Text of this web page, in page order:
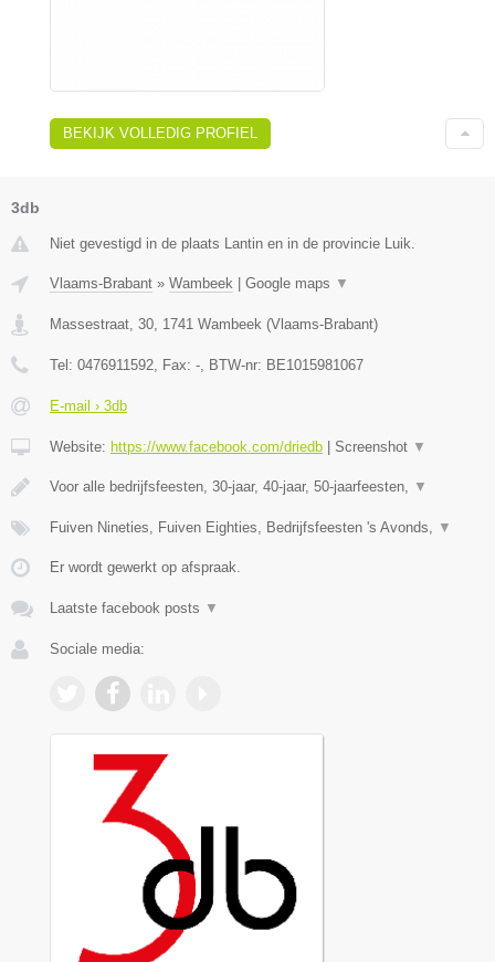
BEKIJK VOLLEDIG PROFIEL
3db
Niet gevestigd in de plaats Lantin en in de provincie Luik.
Vlaams-Brabant » Wambeek Google maps ▼
Massestraat, 30 1741 Wambeek (Vlaams-Brabant)
Tel: 0476911592 , Fax: - , BTW-nr: BE1015981067
E-mail › 3db
Website: https://www.facebook.com/driedb Screenshot ▼
Voor alle bedrijfsfeesten, 30-jaar, 40-jaar, 50-jaarfeesten, ▼
Fuiven Nineties, Fuiven Eighties, Bedrijfsfeesten 's Avonds, ▼
Er wordt gewerkt op afspraak.
Laatste facebook posts ▼
Sociale media: